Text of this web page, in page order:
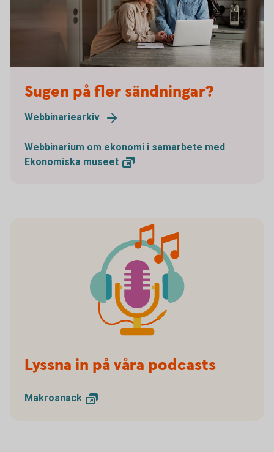
Sugen på fler sändningar?
Webbinariearkiv
Webbinarium om ekonomi i samarbete med
Ekonomiska museet
Lyssna in på våra podcasts
Makrosnack